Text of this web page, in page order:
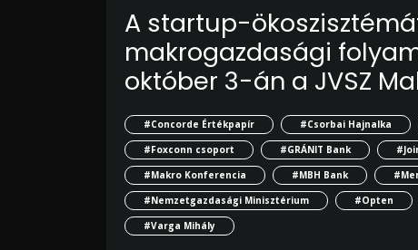
A startup-
makrogazdasági
október 3-án a JVSZ
#Concorde Értékpapír #Csorbai Hajnalka
#Foxconn csoport
#GRÁNIT Bank
#Makro Konferencia
#MBH Bank
#Nemzetgazdasági Minisztérium
#Opten
#Varga Mihály